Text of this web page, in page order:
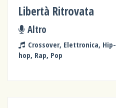
Libertà Ritrovata
Altro
Crossover, Elettronica, Hip-
hop, Rap, Pop